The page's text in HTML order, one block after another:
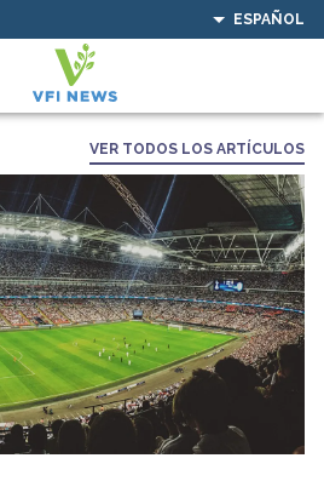
ESPAÑOL
VER TODOS LOS ARTÍCULOS